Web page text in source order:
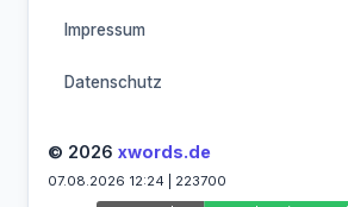
Impressum
Datenschutz
© 2026 xwords.de
07.08.2026 12:24 | 223700